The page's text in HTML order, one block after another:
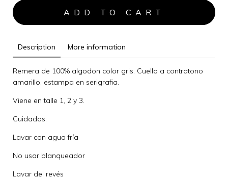
Description More information
Remera de 100% algodon color gris. Cuello a contratono
amarillo, estampa en serigrafia.
Viene en talle 1, 2 y 3.
Cuidados:
Lavar con agua fría
No usar blanqueador
Lavar del revés